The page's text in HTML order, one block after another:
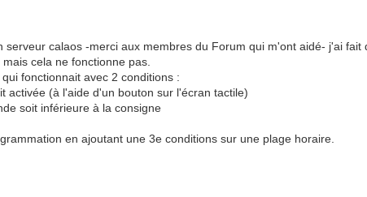
serveur calaos -merci aux membres du Forum qui m'ont aidé- j'ai
cela ne fonctionne pas.
fonctionnait avec 2 conditions :
activée (à l'aide d'un bouton sur l'écran tactile)
soit inférieure à la consigne
en ajoutant une 3e conditions sur une plage horaire.